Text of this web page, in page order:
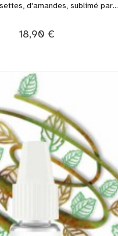
d'amandes, sublimé par...
18,90 €